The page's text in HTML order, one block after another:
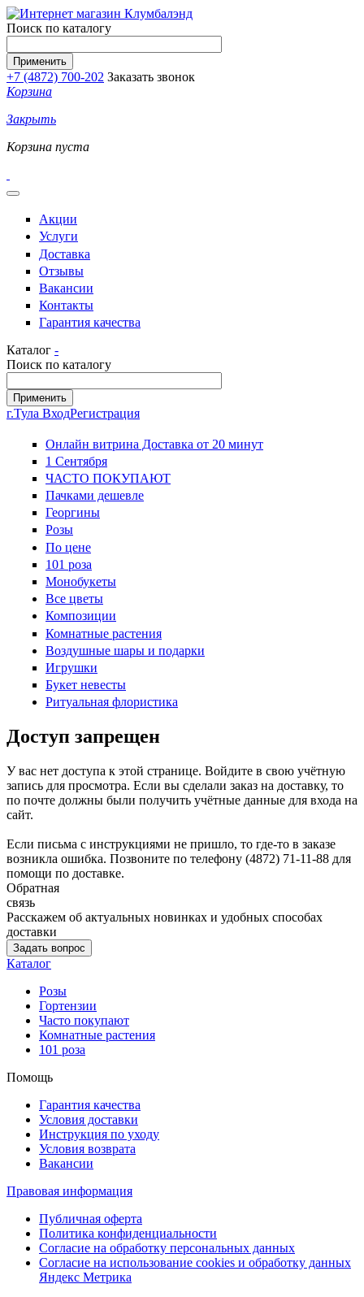
Перейти к основному содержанию
Поиск по каталогу
+7 (4872) 700-202 Заказать звонок
Корзина
Закрыть
Корзина пуста
Акции
Услуги
Доставка
Отзывы
Вакансии
Контакты
Гарантия качества
Каталог -
Поиск по каталогу
г.Тула ВходРегистрация
Онлайн витрина Доставка от 20 минут
1 Сентября
ЧАСТО ПОКУПАЮТ
Пачками дешевле
Георгины
Розы
По цене
101 роза
Монобукеты
Все цветы
Композиции
Комнатные растения
Воздушные шары и подарки
Игрушки
Букет невесты
Ритуальная флористика
Доступ запрещен
У вас нет доступа к этой странице. Войдите в свою учётную
запись для просмотра. Если вы сделали заказ на доставку, то
по почте должны были получить учётные данные для входа на
сайт.
Если письма с инструкциями не пришло, то где-то в заказе
возникла ошибка. Позвоните по телефону (4872) 71-11-88 для
помощи по доставке.
Обратная
связь
Расскажем об актуальных новинках и удобных способах
доставки
Задать вопрос
Каталог
Розы
Гортензии
Часто покупают
Комнатные растения
101 роза
Помощь
Гарантия качества
Условия доставки
Инструкция по уходу
Условия возврата
Вакансии
Правовая информация
Публичная оферта
Политика конфиденциальности
Согласие на обработку персональных данных
Согласие на использование сookies и обработку данных
Яндекс Метрика